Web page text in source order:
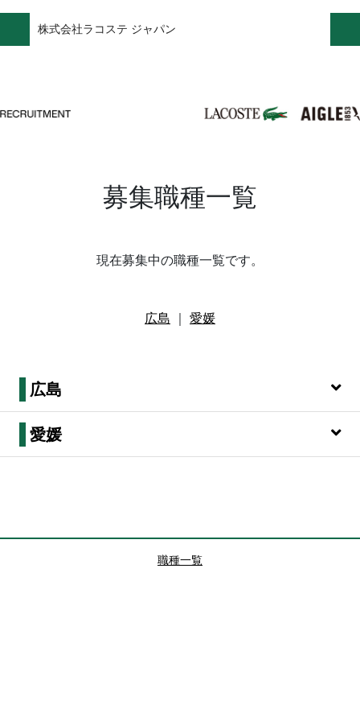
株式会社ラコステ ジャパン
募集職種一覧
現在募集中の職種一覧です。
広島 愛媛
広島
愛媛
職種一覧